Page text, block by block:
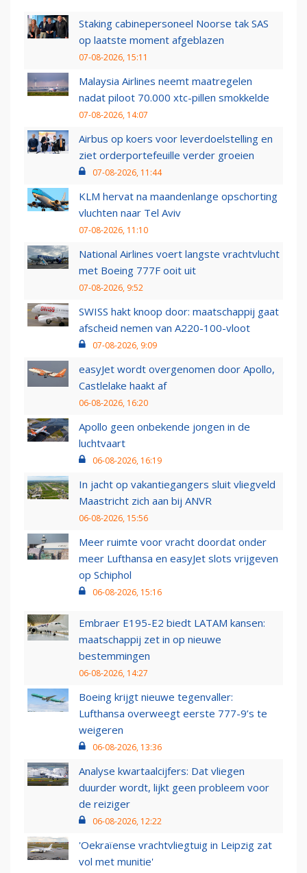
Staking cabinepersoneel Noorse tak SAS
op laatste moment afgeblazen
07-08-2026, 15:11
Malaysia Airlines neemt maatregelen
nadat piloot 70.000 xtc-pillen smokkelde
07-08-2026, 14:07
Airbus op koers voor leverdoelstelling en
ziet orderportefeuille verder groeien
07-08-2026, 11:44
KLM hervat na maandenlange opschorting
vluchten naar Tel Aviv
07-08-2026, 11:10
National Airlines voert langste vrachtvlucht
met Boeing 777F ooit uit
07-08-2026, 9:52
SWISS hakt knoop door: maatschappij gaat
afscheid nemen van A220-100-vloot
07-08-2026, 9:09
easyJet wordt overgenomen door Apollo,
Castlelake haakt af
06-08-2026, 16:20
Apollo geen onbekende jongen in de
luchtvaart
06-08-2026, 16:19
In jacht op vakantiegangers sluit vliegveld
Maastricht zich aan bij ANVR
06-08-2026, 15:56
Meer ruimte voor vracht doordat onder
meer Lufthansa en easyJet slots vrijgeven
op Schiphol
06-08-2026, 15:16
Embraer E195-E2 biedt LATAM kansen:
maatschappij zet in op nieuwe
bestemmingen
06-08-2026, 14:27
Boeing krijgt nieuwe tegenvaller:
Lufthansa overweegt eerste 777-9’s te
weigeren
06-08-2026, 13:36
Analyse kwartaalcijfers: Dat vliegen
duurder wordt, lijkt geen probleem voor
de reiziger
06-08-2026, 12:22
'Oekraïense vrachtvliegtuig in Leipzig zat
vol met munitie'